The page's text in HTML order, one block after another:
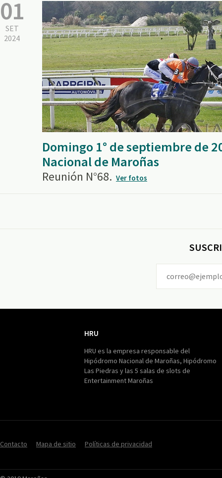
01
SET
2024
Domingo 1° de septiembre de
Nacional de Maroñas
Reunión N°68. Ver fotos
HRU
HRU es la empresa responsable del
Hipódromo Nacional de Maroñas, Hipódromo
Las Piedras y las 5 salas de slots de
Entertainment Maroñas
Contacto Mapa de sitio Políticas de privacidad